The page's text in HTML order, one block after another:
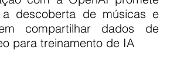
a descoberta de músicas e
compartilhar dados de
para treinamento de IA